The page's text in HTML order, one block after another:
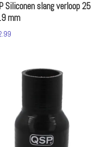
Siliconen slang verloop 25
mm